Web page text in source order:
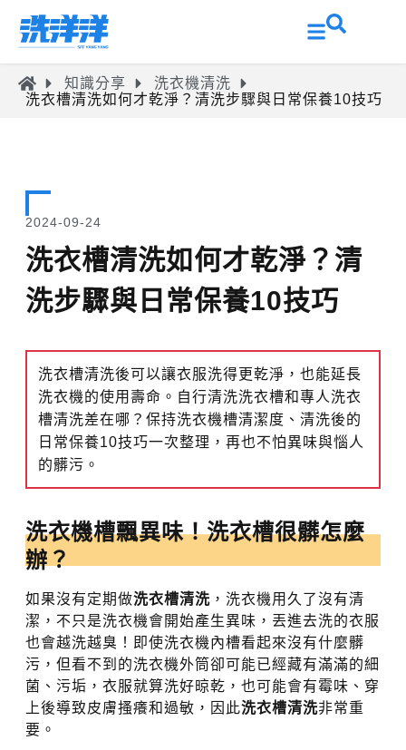
知識分享
洗衣機清洗
洗衣槽清洗如何才乾淨？清洗步驟與日常保養10技巧
2024-09-24
洗衣槽清洗如何才乾淨？清
洗步驟與日常保養10技巧
洗衣槽清洗後可以讓衣服洗得更乾淨，也能延長
洗衣機的使用壽命。自行清洗洗衣槽和專人洗衣
槽清洗差在哪？保持洗衣機槽清潔度、清洗後的
日常保養10技巧一次整理，再也不怕異味與惱人
的髒污。
洗衣機槽飄異味！洗衣槽很髒怎麼
辦？
如果沒有定期做洗衣槽清洗 ，洗衣機用久了沒有清
潔，不只是洗衣機會開始產生異味，丟進去洗的衣服
也會越洗越臭！即使洗衣機內槽看起來沒有什麼髒
污，但看不到的洗衣機外筒卻可能已經藏有滿滿的細
菌、污垢，衣服就算洗好晾乾，也可能會有霉味、穿
上後導致皮膚搔癢和過敏，因此洗衣槽清洗非常重
要。